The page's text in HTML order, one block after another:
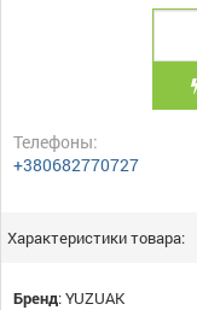
Телефоны:
+380682770727
Характеристики товара:
Бренд:YUZUAK